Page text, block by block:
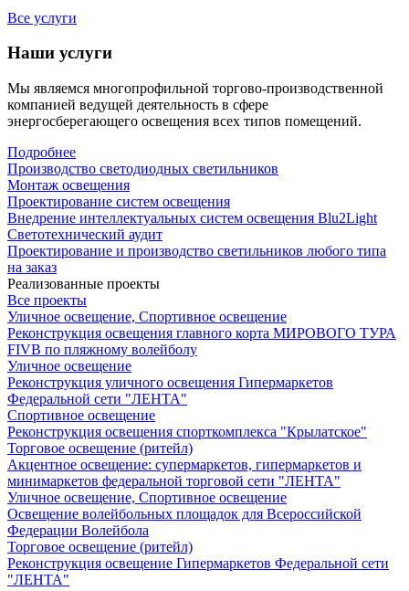
Все услуги
Наши услуги
Мы являемся многопрофильной торгово-производственной
компанией ведущей деятельность в сфере
энергосберегающего освещения всех типов помещений.
Подробнее
Производство светодиодных светильников
Монтаж освещения
Проектирование систем освещения
Внедрение интеллектуальных систем освещения Blu2Light
Светотехнический аудит
Проектирование и производство светильников любого типа
на заказ
Реализованные проекты
Все проекты
Уличное освещение, Спортивное освещение
Реконструкция освещения главного корта МИРОВОГО ТУРА
FIVB по пляжному волейболу
Уличное освещение
Реконструкция уличного освещения Гипермаркетов
Федеральной сети "ЛЕНТА"
Спортивное освещение
Реконструкция освещения спорткомплекса "Крылатское"
Торговое освещение (ритейл)
Акцентное освещение: супермаркетов, гипермаркетов и
минимаркетов федеральной торговой сети "ЛЕНТА"
Уличное освещение, Спортивное освещение
Освещение волейбольных площадок для Всероссийской
Федерации Волейбола
Торговое освещение (ритейл)
Реконструкция освещение Гипермаркетов Федеральной сети
"ЛЕНТА"